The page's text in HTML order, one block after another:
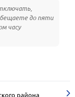
до пяти
часу
района